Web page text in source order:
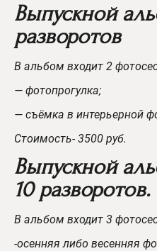
Выпускной
разворотов
В альбом входит 2
— фотопрогулка;
— съёмка в интерьерной
Стоимость- 3500 руб.
Выпускной
10 разворотов.​​​​​​​​​​​​​​
В альбом входит 3
-осенняя либо весенняя